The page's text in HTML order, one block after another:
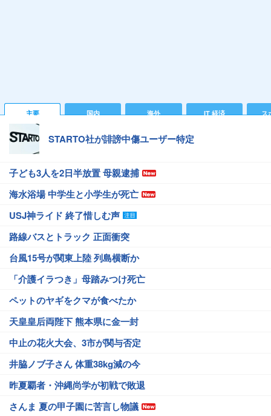
主要 国内 海外 IT 経済 ス
STARTO社が誹謗中傷ユーザー特定
子ども3人を2日半放置 母親逮捕
海水浴場 中学生と小学生が死亡
USJ神ライド 終了惜しむ声
路線バスとトラック 正面衝突
台風15号が関東上陸 列島横断か
「介護イラつき」母踏みつけ死亡
ペットのヤギをクマが食べたか
天皇皇后両陛下 熊本県に金一封
中止の花火大会、3市が関与否定
井脇ノブ子さん 体重38kg減の今
昨夏覇者・沖縄尚学が初戦で敗退
さんま 夏の甲子園に苦言し物議